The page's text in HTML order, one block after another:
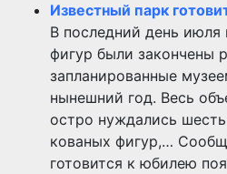
Известный парк
В последний день июля
фигур были закончены
запланированные
нынешний год. Весь
остро нуждались
кованых фигур,…
готовится к юбилею